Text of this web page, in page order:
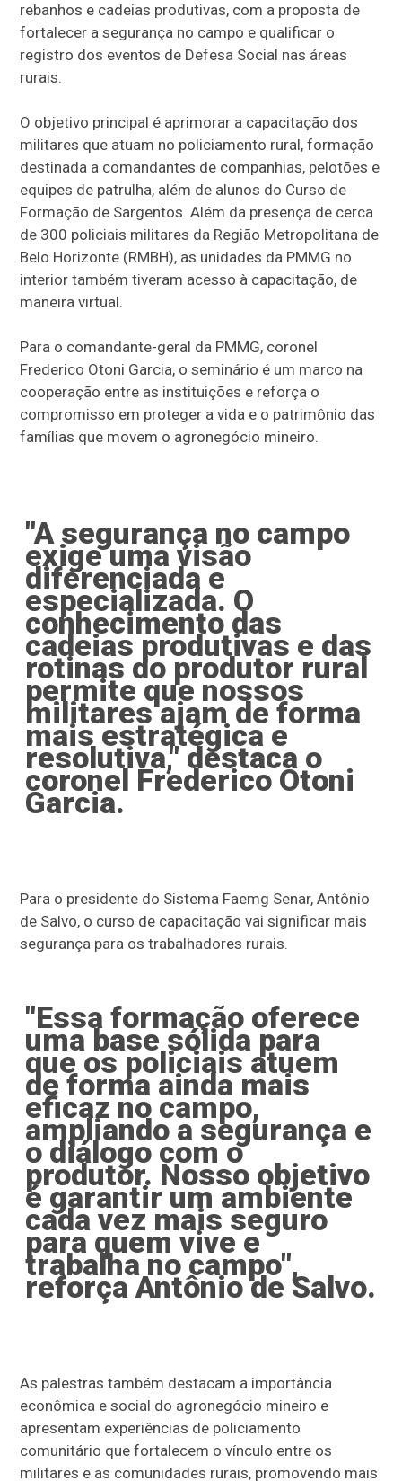
rebanhos e cadeias produtivas, com a proposta de
fortalecer a segurança no campo e qualificar o
registro dos eventos de Defesa Social nas áreas
rurais.
O objetivo principal é aprimorar a capacitação dos
militares que atuam no policiamento rural, formação
destinada a comandantes de companhias, pelotões e
equipes de patrulha, além de alunos do Curso de
Formação de Sargentos. Além da presença de cerca
de 300 policiais militares da Região Metropolitana de
Belo Horizonte (RMBH), as unidades da PMMG no
interior também tiveram acesso à capacitação, de
maneira virtual.
Para o comandante-geral da PMMG, coronel
Frederico Otoni Garcia, o seminário é um marco na
cooperação entre as instituições e reforça o
compromisso em proteger a vida e o patrimônio das
famílias que movem o agronegócio mineiro.
"A segurança no campo
exige uma visão
diferenciada e
especializada. O
conhecimento das
cadeias produtivas e das
rotinas do produtor rural
permite que nossos
militares ajam de forma
mais estratégica e
resolutiva," destaca o
coronel Frederico Otoni
Garcia.
Para o presidente do Sistema Faemg Senar, Antônio
de Salvo, o curso de capacitação vai significar mais
segurança para os trabalhadores rurais.
"Essa formação oferece
uma base sólida para
que os policiais atuem
de forma ainda mais
eficaz no campo,
ampliando a segurança e
o diálogo com o
produtor. Nosso objetivo
é garantir um ambiente
cada vez mais seguro
para quem vive e
trabalha no campo",
reforça Antônio de Salvo.
As palestras também destacam a importância
econômica e social do agronegócio mineiro e
apresentam experiências de policiamento
comunitário que fortalecem o vínculo entre os
militares e as comunidades rurais, promovendo mais